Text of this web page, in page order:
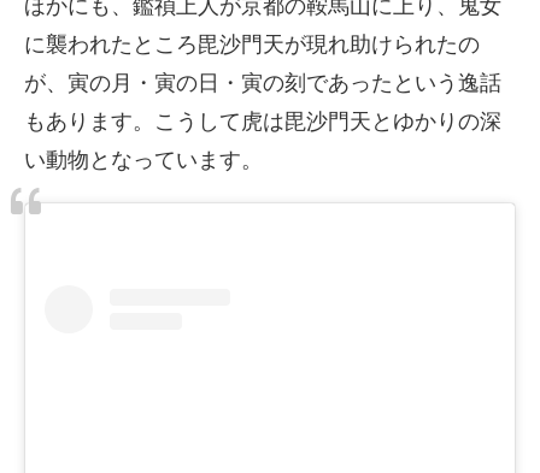
ほかにも、鑑禎上人が京都の鞍馬山に上り、鬼女
に襲われたところ毘沙門天が現れ助けられたの
が、寅の月・寅の日・寅の刻であったという逸話
もあります。こうして虎は毘沙門天とゆかりの深
い動物となっています。